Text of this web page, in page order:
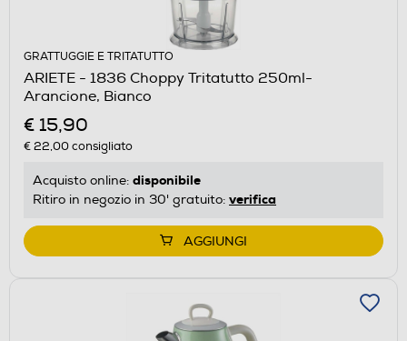
GRATTUGGIE E TRITATUTTO
ARIETE - 1836 Choppy Tritatutto 250ml-
Arancione, Bianco
€ 15,90
€ 22,00consigliato
Acquisto online: disponibile
Ritiro in negozio in 30' gratuito: verifica
AGGIUNGI